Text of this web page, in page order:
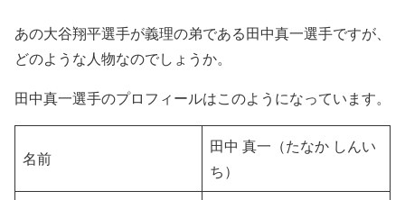
あの大谷翔平選手が義理の弟である田中真一選手ですが、
どのような人物なのでしょうか。
田中真一選手のプロフィールはこのようになっています。
名前
田中 真一（たなか しんい
ち）